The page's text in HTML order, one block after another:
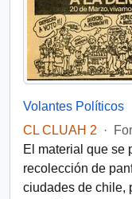
Volantes Políticos
CL CLUAH 2
·
El material que se
recolección de
ciudades de chile,